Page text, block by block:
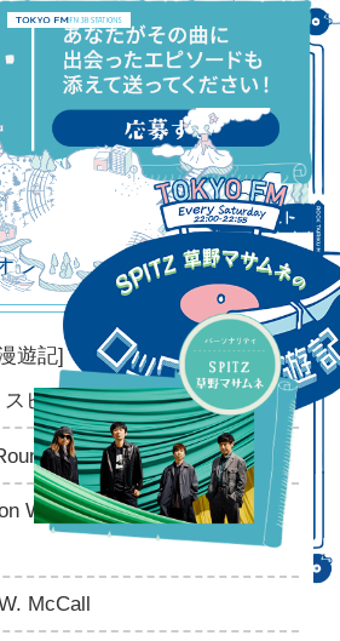
ンエアリスト
2026.08.08
遊記]
ピッツ
/ The Blue Aeroplanes
Will Not Be Televised / Gil
McCall